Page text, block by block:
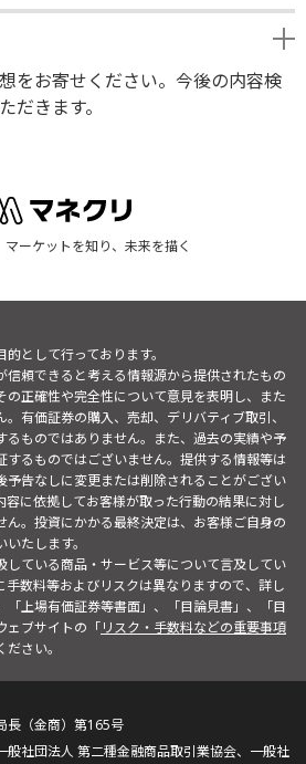
をお寄せください。今後の内容検
だきます。
マーケットを知り、未来を描く
として行っております。
信頼できると考える情報源から提供されたもの
の正確性や完全性について意見を表明し、また
有価証券の購入、売却、デリバティブ取引、
るものではありません。また、過去の実績や予
するものではございません。提供する情報等は
予告なしに変更または削除されることがござい
容に依拠してお客様が取った行動の結果に対し
ん。投資にかかる最終決定は、お客様ご自身の
たします。
している商品・サービス等について言及してい
手数料等およびリスクは異なりますので、詳し
「上場有価証券等書面」、「目論見書」、「目
ェブサイトの「リスク・手数料などの重要事項
さい。
（金商）第165号
般社団法人 第二種金融商品取引業協会、一般社